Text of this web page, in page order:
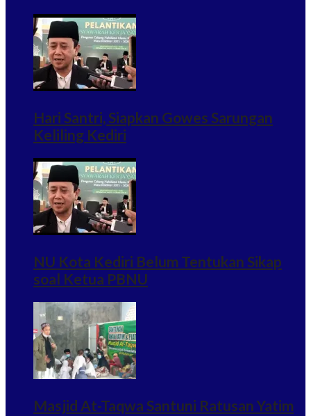
Hari Santri, Siapkan Gowes Sarungan
Keliling Kediri
NU Kota Kediri Belum Tentukan Sikap
soal Ketua PBNU
Masjid At-Taqwa Santuni Ratusan Yatim